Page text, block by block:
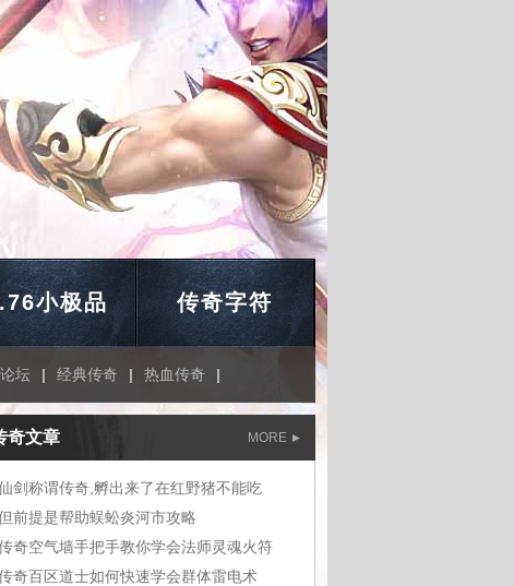
小极品 传奇字符
坛 | 经典传奇 | 热血传奇 |
MORE
奇文章
剑称谓传奇,孵出来了在红野猪不能吃
前提是帮助蜈蚣炎河市攻略
奇空气墙手把手教你学会法师灵魂火符
奇百区道士如何快速学会群体雷电术